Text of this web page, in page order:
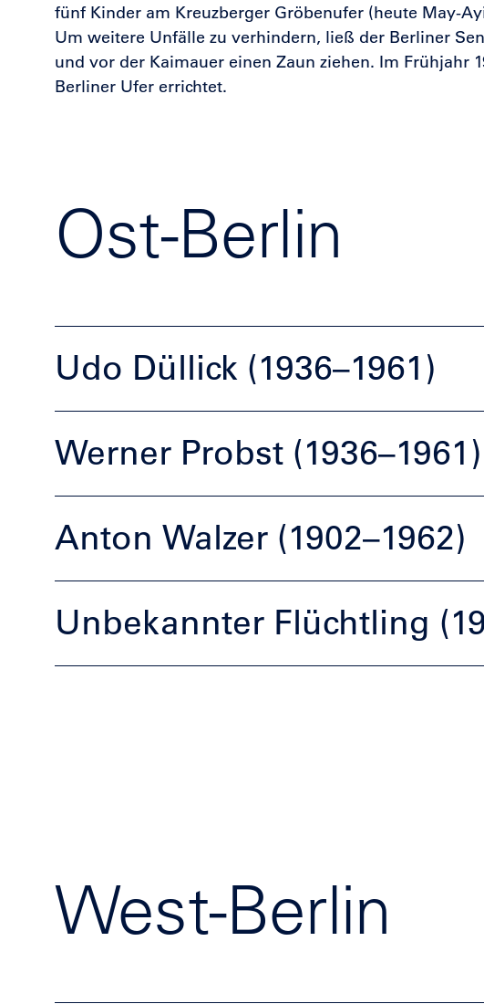
fünf Kinder am Kreuzberger Gröbenufer (heute May-
Um weitere Unfälle zu verhindern, ließ der Berliner
und vor der Kaimauer einen Zaun ziehen. Im Frühjahr
Berliner Ufer errichtet.
Ost-Berlin
Udo Düllick (1936–1961)
Werner Probst (1936–1961)
Anton Walzer (1902–1962)
Unbekannter Flüchtling
West-Berlin